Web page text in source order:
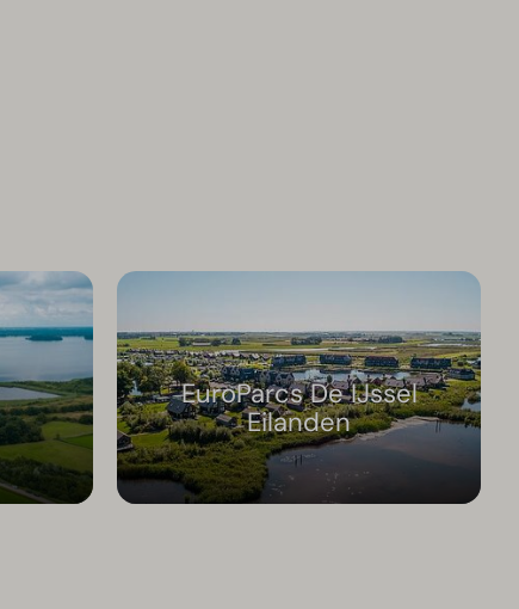
EuroParcs De IJssel
Eilanden